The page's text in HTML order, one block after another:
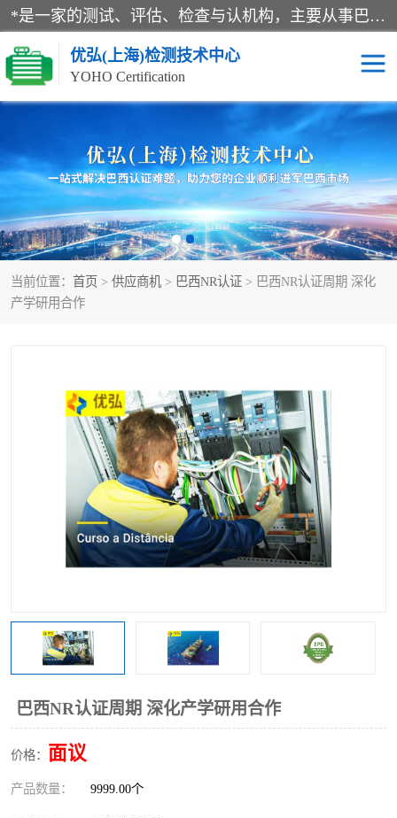
*是一家的测试、评估、检查与认机构，主要从事巴西NR10认证、NR12认证、NR13认证；ANATEL认证、INMTRO认证，欧盟CE认证：MD认证，PED认证，MID认证，ATEX认证，德国蓝色天使认证。
优弘(上海)检测技术中心
YOHO Certification
当前位置： 首页 > 供应商机 > 巴西NR认证 > 巴西NR认证周期 深化
产学研用合作
巴西NR认证周期 深化产学研用合作
价格： 面议
产品数量： 9999.00个
RECYCLASS认证 NR10认证
NR12认证 NR13认证
ART认证 巴西NR认证
巴西认证 RETIE认证